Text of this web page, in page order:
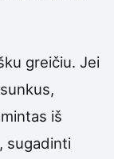
greičiu. Jei
iš
sugadinti